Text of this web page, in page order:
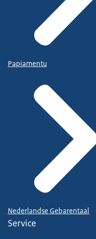
Papiamentu
Nederlandse Gebarentaal
Service